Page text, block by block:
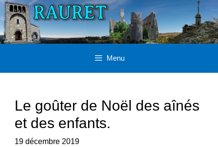
Aller
au
contenu
Menu
Le goûter de Noël des aînés
et des enfants.
19 décembre 2019